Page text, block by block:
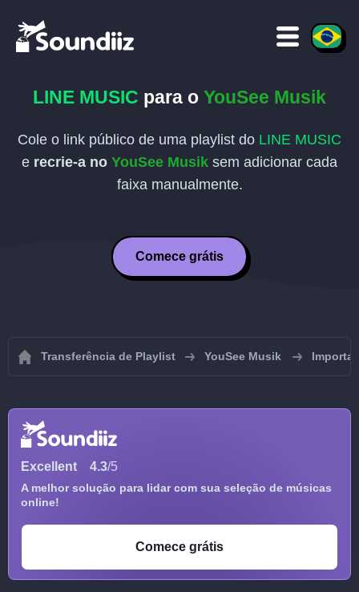
LINE MUSIC para o YouSee Musik
Cole o link público de uma playlist do LINE MUSIC
e recrie-a no YouSee Musik sem adicionar cada
faixa manualmente.
Comece grátis
Transferência de Playlist YouSee Musik
Excellent 4.3/5
A melhor solução para lidar com sua seleção de músicas
online!
Comece grátis